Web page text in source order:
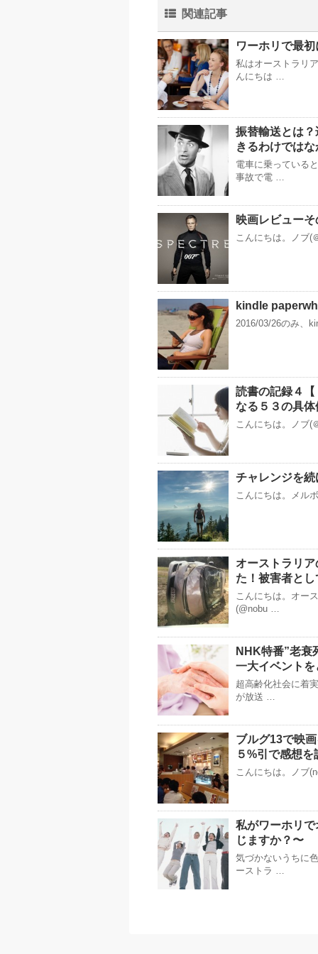
関連記事
ワーホリで最
私はオーストラリ
んにちは …
振替輸送とは
きるわけでは
電車に乗っている
事故で電 …
映画レビュー
こんにちは。ノブ
kindle
2016/03/26のみ、
読書の記録４
なる５３の具
こんにちは。ノブ
チャレンジを
こんにちは。メル
オーストラリ
た！被害者と
こんにちは。オー
(@nobu …
NHK特番”老衰
一大イベント
超高齢化社会に着
が放送 …
ブルグ13で映
５%引で感想
こんにちは。ノブ
私がワーホリ
じますか？〜
気づかないうちに
ーストラ …